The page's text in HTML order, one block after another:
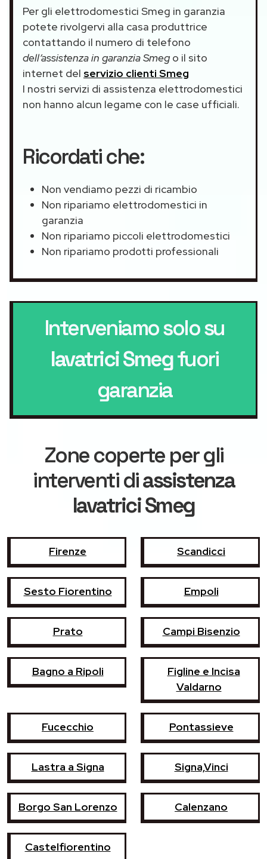
Per gli elettrodomestici Smeg in garanzia
potete rivolgervi alla casa produttrice
contattando il numero di telefono
dell’assistenza in garanzia Smeg o il sito
internet del servizio clienti Smeg
I nostri servizi di assistenza elettrodomestici
non hanno alcun legame con le case ufficiali.
Ricordati che:
Non vendiamo pezzi di ricambio
Non ripariamo elettrodomestici in
garanzia
Non ripariamo piccoli elettrodomestici
Non ripariamo prodotti professionali
Interveniamo solo su
lavatrici Smegfuori
garanzia
Zone coperte per gli
interventi diassistenza
lavatrici Smeg
Firenze Scandicci
Sesto Fiorentino Empoli
Prato Campi Bisenzio
Bagno a Ripoli
Figline e Incisa
Valdarno
Fucecchio Pontassieve
Lastra a Signa Signa,Vinci
Borgo San Lorenzo Calenzano
Castelfiorentino